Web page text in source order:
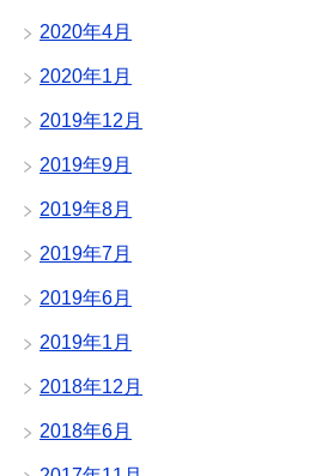
2020年4月
2020年1月
2019年12月
2019年9月
2019年8月
2019年7月
2019年6月
2019年1月
2018年12月
2018年6月